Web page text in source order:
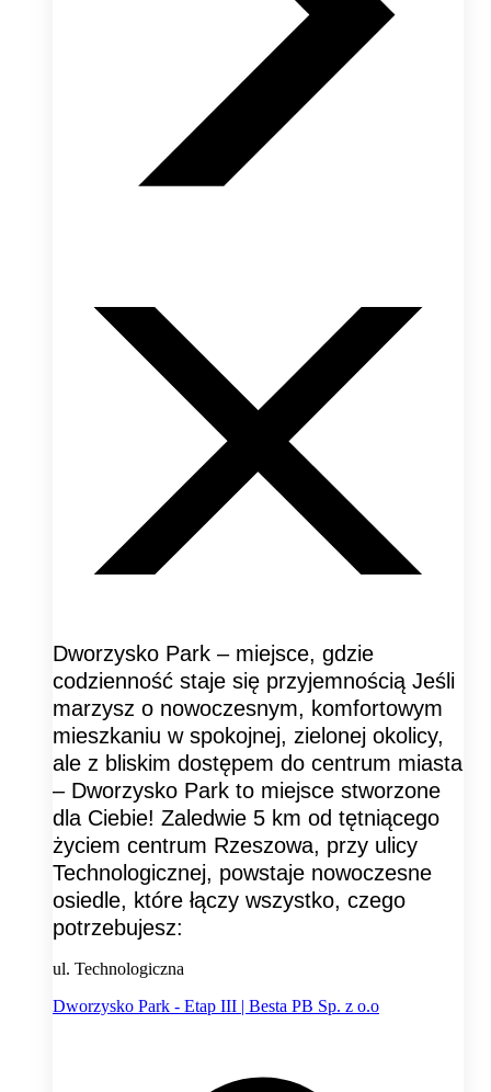
Dworzysko Park – miejsce, gdzie
codzienność staje się przyjemnością Jeśli
marzysz o nowoczesnym, komfortowym
mieszkaniu w spokojnej, zielonej okolicy,
ale z bliskim dostępem do centrum miasta
– Dworzysko Park to miejsce stworzone
dla Ciebie! Zaledwie 5 km od tętniącego
życiem centrum Rzeszowa, przy ulicy
Technologicznej, powstaje nowoczesne
osiedle, które łączy wszystko, czego
potrzebujesz:
ul. Technologiczna
Dworzysko Park - Etap III | Besta PB Sp. z o.o